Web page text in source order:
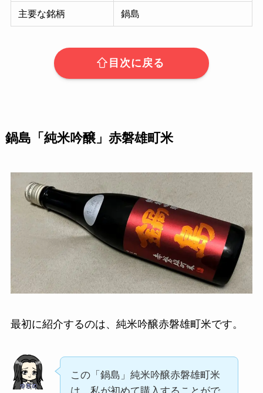
主要な銘柄 鍋島
目次に戻る
鍋島「純米吟醸」赤磐雄町米
最初に紹介するのは、純米吟醸赤磐雄町米です。
この「鍋島」純米吟醸赤磐雄町米